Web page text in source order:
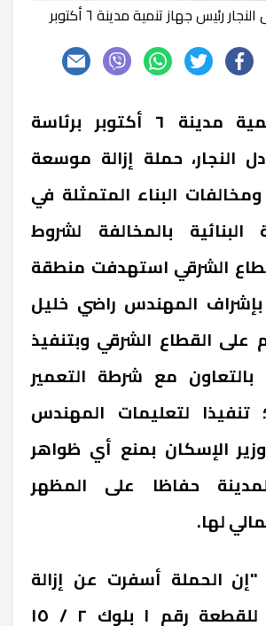
رئيس جهاز تنمية مدينة ٦ أكتوبر
شن جهاز تنمية مدينة ٦ أكتوبر برئاسة
النجار، حملة إزالة موسعة
البناء المتمثلة في
البنائية بالمخالفة لشروط
الشرقي استهدفت منطقة
المهندس راضي خليل
على القطاع الشرقي وبتنفيذ
بالتعاون مع شرطة التعمير
تنفيذا لتعليمات المهندس
الإسكان بمنع أي ظواهر
حفاظا على المظهر
لها.
"إن الحملة أسفرت عن إزالة
غرف السطح للقطعة رقم ١ بلوك ٢ / ١٥